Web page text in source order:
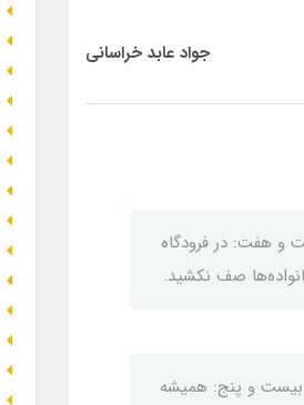
جواد عابد خراسانی
و هفت: در فرودگاه‌
صف نکشید.
و پنج: همیشه